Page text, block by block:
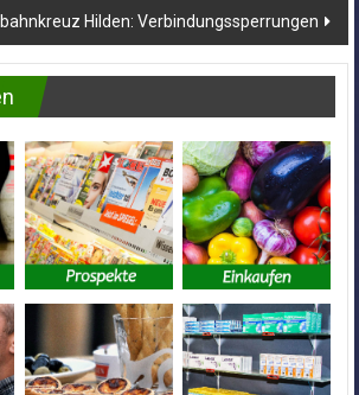
Hilden: Verbindungssperrungen